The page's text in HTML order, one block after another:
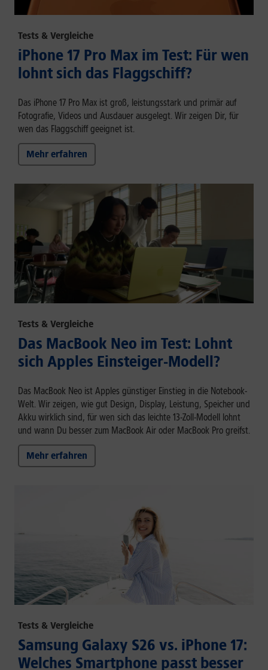
Tests & Vergleiche
iPhone 17 Pro Max im Test: Für wen
lohnt sich das Flaggschiff?
Das iPhone 17 Pro Max ist groß, leistungsstark und primär auf
Fotografie, Videos und Ausdauer ausgelegt. Wir zeigen Dir, für
wen das Flaggschiff geeignet ist.
Mehr erfahren
Tests & Vergleiche
Das MacBook Neo im Test: Lohnt
sich Apples Einsteiger-Modell?
Das MacBook Neo ist Apples günstiger Einstieg in die Notebook-
Welt. Wir zeigen, wie gut Design, Display, Leistung, Speicher und
Akku wirklich sind, für wen sich das leichte 13-Zoll-Modell lohnt
und wann Du besser zum MacBook Air oder MacBook Pro greifst.
Mehr erfahren
Tests & Vergleiche
Samsung Galaxy S26 vs. iPhone 17:
Welches Smartphone passt besser